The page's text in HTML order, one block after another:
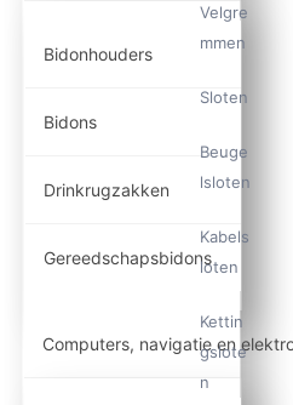
Bidonhouders
Bidons
Drinkrugzakken
Gereedschapsbidons
Computers, navigatie en
Velgre
mmen
Sloten
Beuge
lsloten
Kabels
loten
Kettin
gslote
n